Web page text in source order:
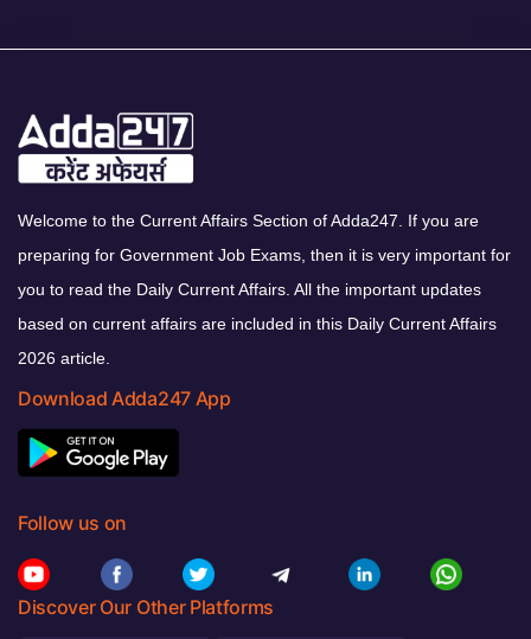
Welcome to the Current Affairs Section of Adda247. If you are
preparing for Government Job Exams, then it is very important for
you to read the Daily Current Affairs. All the important updates
based on current affairs are included in this Daily Current Affairs
2026 article.
Download Adda247 App
Follow us on
Discover Our Other Platforms